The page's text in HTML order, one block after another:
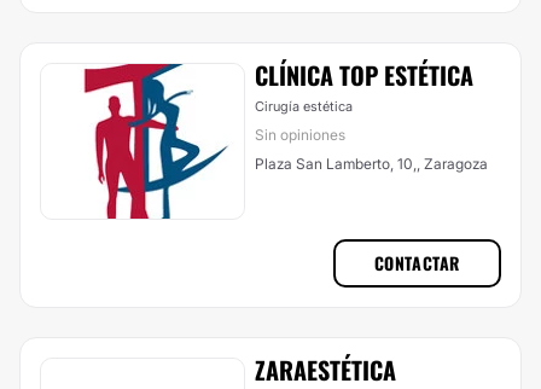
CLÍNICA TOP ESTÉTICA
Cirugía estética
Sin opiniones
Plaza San Lamberto, 10,, Zaragoza
CONTACTAR
ZARAESTÉTICA